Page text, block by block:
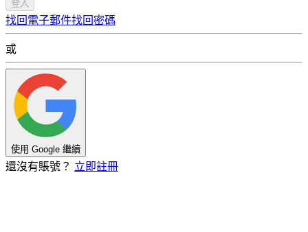
登入
找回電子郵件找回密碼
或
使用 Google 繼續
還沒有賬號？ 立即註冊